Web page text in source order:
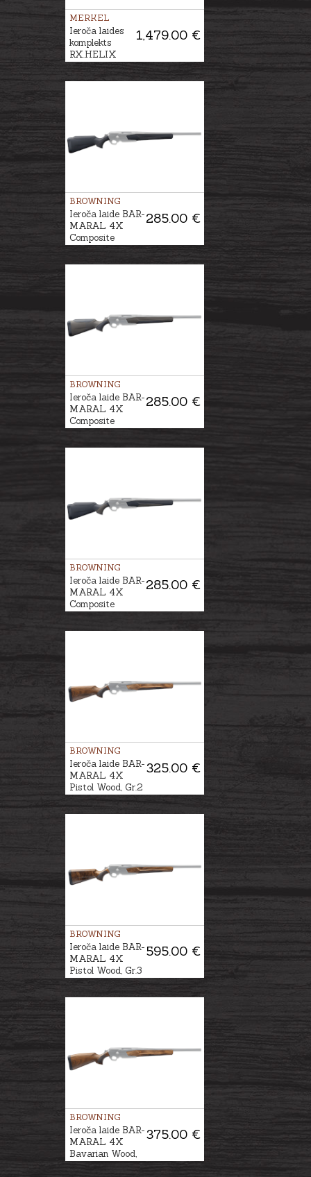
MERKEL
1,479.00 €
Ieroča laides
komplekts
RX.HELIX
BROWNING
285.00 €
Ieroča laide BAR-
MARAL 4X
Composite
BROWNING
285.00 €
Ieroča laide BAR-
MARAL 4X
Composite
BROWNING
285.00 €
Ieroča laide BAR-
MARAL 4X
Composite
BROWNING
325.00 €
Ieroča laide BAR-
MARAL 4X
Pistol Wood, Gr.2
BROWNING
595.00 €
Ieroča laide BAR-
MARAL 4X
Pistol Wood, Gr.3
BROWNING
375.00 €
Ieroča laide BAR-
MARAL 4X
Bavarian Wood,